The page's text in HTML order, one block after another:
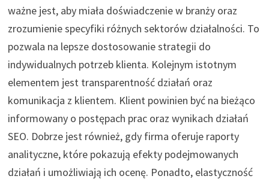
ważne jest, aby miała doświadczenie w branży oraz
zrozumienie specyfiki różnych sektorów działalności. To
pozwala na lepsze dostosowanie strategii do
indywidualnych potrzeb klienta. Kolejnym istotnym
elementem jest transparentność działań oraz
komunikacja z klientem. Klient powinien być na bieżąco
informowany o postępach prac oraz wynikach działań
SEO. Dobrze jest również, gdy firma oferuje raporty
analityczne, które pokazują efekty podejmowanych
działań i umożliwiają ich ocenę. Ponadto, elastyczność